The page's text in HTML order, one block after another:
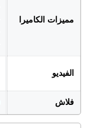
مميزات الكاميرا
الفيديو
فلاش